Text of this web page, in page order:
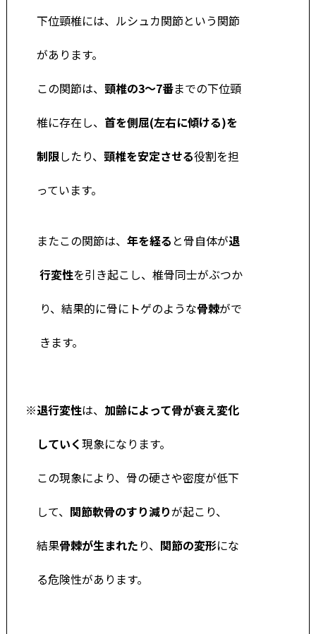
下位頸椎には、ルシュカ関節という関節
があります。
この関節は、 頸椎の3～7番までの下位頸
椎に存在し、 首を側屈(左右に傾ける)を
制限したり、 頸椎を安定させる役割を担
っています。
またこの関節は、 年を経る と骨自体が退
行変性を引き起こし、椎骨同士がぶつか
り、結果的に骨にトゲのような骨棘がで
きます。
※退行変性は、 加齢によって骨が衰え変化
していく現象になります。
この現象により、骨の硬さや密度が低下
して、 関節軟骨のすり減りが起こり、
結果骨棘が生まれたり、 関節の変形にな
る危険性があります。